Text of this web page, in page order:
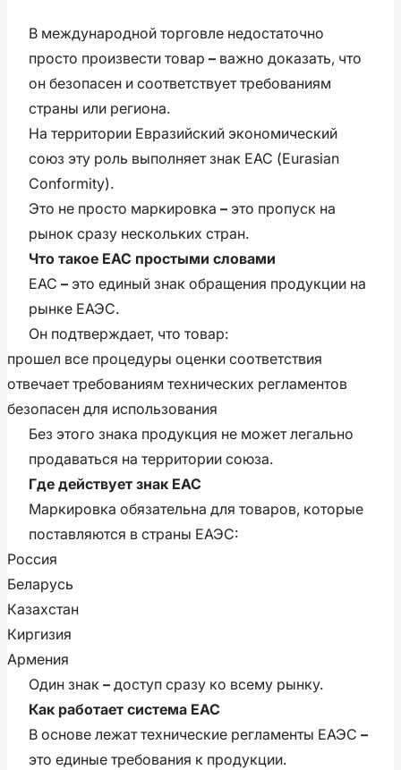
В международной торговле недостаточно
просто произвести товар – важно доказать, что
он безопасен и соответствует требованиям
страны или региона.
На территории Евразийский экономический
союз эту роль выполняет знак ЕАС (Eurasian
Conformity).
Это не просто маркировка – это пропуск на
рынок сразу нескольких стран.
Что такое ЕАС простыми словами
ЕАС – это единый знак обращения продукции на
рынке ЕАЭС.
Он подтверждает, что товар:
прошел все процедуры оценки соответствия
отвечает требованиям технических регламентов
безопасен для использования
Без этого знака продукция не может легально
продаваться на территории союза.
Где действует знак ЕАС
Маркировка обязательна для товаров, которые
поставляются в страны ЕАЭС:
Россия
Беларусь
Казахстан
Киргизия
Армения
Один знак – доступ сразу ко всему рынку.
Как работает система ЕАС
В основе лежат технические регламенты ЕАЭС –
это единые требования к продукции.